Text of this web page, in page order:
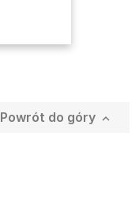
Powrót do góry 